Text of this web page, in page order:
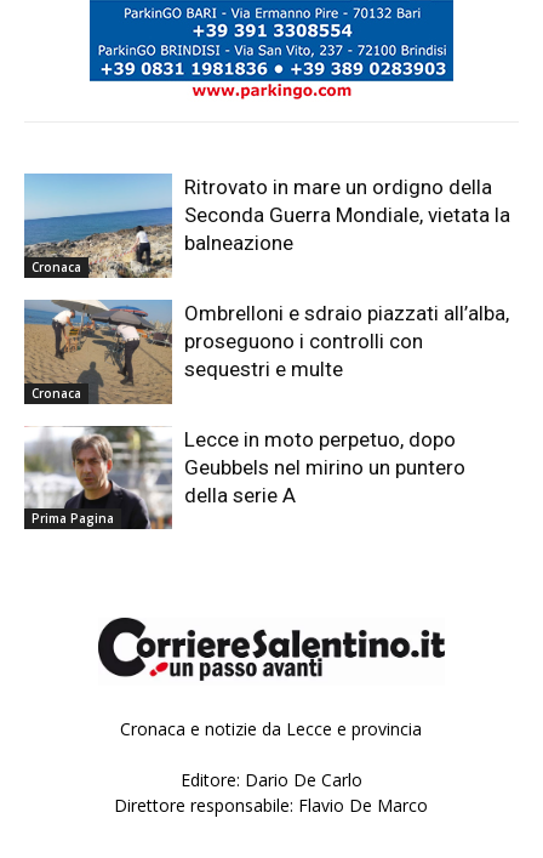
Cronaca
Ritrovato in mare un ordigno della
Seconda Guerra Mondiale, vietata la
balneazione
Cronaca
Ombrelloni e sdraio piazzati all’alba,
proseguono i controlli con
sequestri e multe
Prima Pagina
Lecce in moto perpetuo, dopo
Geubbels nel mirino un puntero
della serie A
Cronaca e notizie da Lecce e provincia
Editore: Dario De Carlo
Direttore responsabile: Flavio De Marco